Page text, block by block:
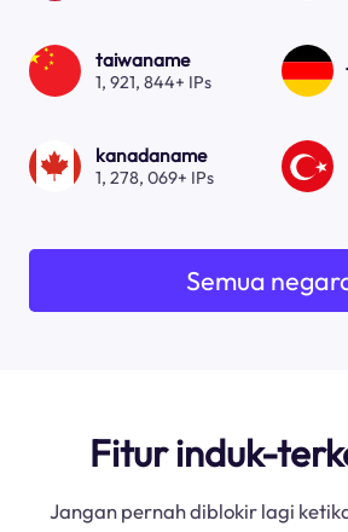
taiwaname
1, 921, 844+ IPs
kanadaname
1, 278, 069+ IPs
Semua
Fitur induk-
Jangan pernah diblokir lagi